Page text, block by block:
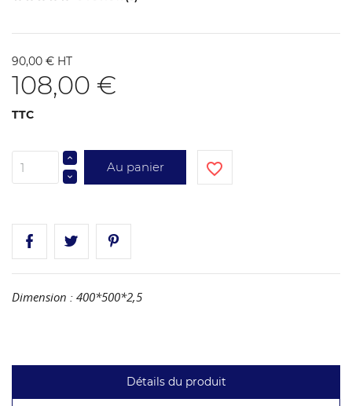
90,00 € HT
108,00 €
TTC
Au panier favorite_border
Dimension : 400*500*2,5
Détails du produit